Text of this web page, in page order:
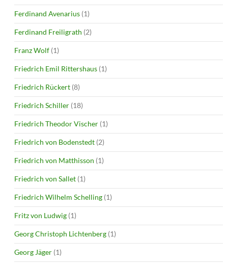
Ferdinand Avenarius (1)
Ferdinand Freiligrath (2)
Franz Wolf (1)
Friedrich Emil Rittershaus (1)
Friedrich Rückert (8)
Friedrich Schiller (18)
Friedrich Theodor Vischer (1)
Friedrich von Bodenstedt (2)
Friedrich von Matthisson (1)
Friedrich von Sallet (1)
Friedrich Wilhelm Schelling (1)
Fritz von Ludwig (1)
Georg Christoph Lichtenberg (1)
Georg Jäger (1)